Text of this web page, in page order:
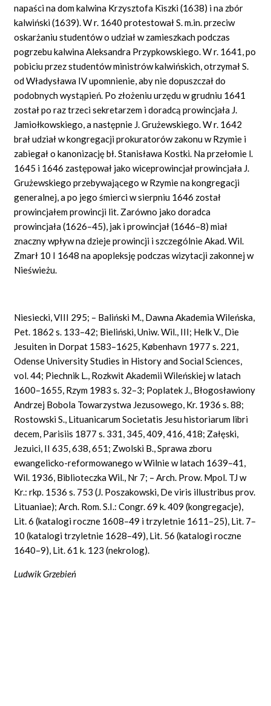
napaści na dom kalwina Krzysztofa Kiszki (1638) i na zbór
kalwiński (1639). W r. 1640 protestował S. m.in. przeciw
oskarżaniu studentów o udział w zamieszkach podczas
pogrzebu kalwina Aleksandra Przypkowskiego. W r. 1641, po
pobiciu przez studentów ministrów kalwińskich, otrzymał S.
od Władysława IV upomnienie, aby nie dopuszczał do
podobnych wystąpień. Po złożeniu urzędu w grudniu 1641
został po raz trzeci sekretarzem i doradcą prowincjała J.
Jamiołkowskiego, a następnie J. Grużewskiego. W r. 1642
brał udział w kongregacji prokuratorów zakonu w Rzymie i
zabiegał o kanonizację bł. Stanisława Kostki. Na przełomie l.
1645 i 1646 zastępował jako wiceprowincjał prowincjała J.
Grużewskiego przebywającego w Rzymie na kongregacji
generalnej, a po jego śmierci w sierpniu 1646 został
prowincjałem prowincji lit. Zarówno jako doradca
prowincjała (1626–45), jak i prowincjał (1646–8) miał
znaczny wpływ na dzieje prowincji i szczególnie Akad. Wil.
Zmarł 10 I 1648 na apopleksję podczas wizytacji zakonnej w
Nieświeżu.
Niesiecki, VIII 295; – Baliński M., Dawna Akademia Wileńska,
Pet. 1862 s. 133–42; Bieliński, Uniw. Wil., III; HelkV., Die
Jesuiten in Dorpat 1583–1625, København 1977 s. 221,
OdenseUniversityStudies in History and Social Sciences,
vol. 44; Piechnik L., Rozkwit Akademii Wileńskiej w latach
1600–1655, Rzym 1983 s. 32–3; Poplatek J., Błogosławiony
Andrzej Bobola Towarzystwa Jezusowego, Kr. 1936 s. 88;
Rostowski S., Lituanicarum Societatis Jesu historiarum libri
decem, Parisiis 1877 s. 331, 345, 409, 416, 418; Załęski,
Jezuici, II 635, 638, 651; Zwolski B., Sprawa zboru
ewangelicko-reformowanego w Wilnie w latach 1639–41,
Wil. 1936, Biblioteczka Wil., Nr 7; – Arch. Prow. Mpol. TJ w
Kr.: rkp. 1536 s. 753 (J. Poszakowski, De viris illustribus prov.
Lituaniae); Arch. Rom. S.I.: Congr. 69 k. 409 (kongregacje),
Lit. 6 (katalogi roczne 1608–49 i trzyletnie 1611–25), Lit. 7–
10 (katalogi trzyletnie 1628–49), Lit. 56 (katalogi roczne
1640–9), Lit. 61 k. 123 (nekrolog).
Ludwik Grzebień